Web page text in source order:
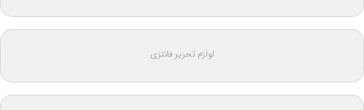
لوازم تحریر فانتزی